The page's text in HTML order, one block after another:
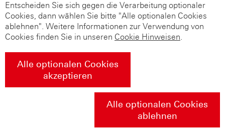
Entscheiden Sie sich gegen die Verarbeitung optionaler
Cookies, dann wählen Sie bitte "Alle optionalen Cookies
ablehnen". Weitere Informationen zur Verwendung von
Cookies finden Sie in unseren Cookie Hinweisen.
Alle optionalen Cookies
akzeptieren
Alle optionalen Cookies
ablehnen